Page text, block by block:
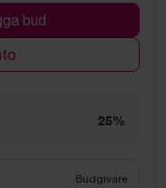
bud
25%
Budgivare